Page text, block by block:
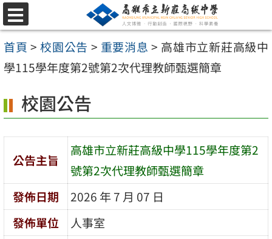
跳
至
主
要
容
區
選
單
首頁 > 校園公告 > 重要消息 > 高雄市立新莊高級中
學115學年度第2號第2次代理教師甄選簡章
校園公告
公告主旨
高雄市立新莊高級中學115學年度第2
號第2次代理教師甄選簡章
發佈日期
2026 年 7 月 07 日
發佈單位
人事室